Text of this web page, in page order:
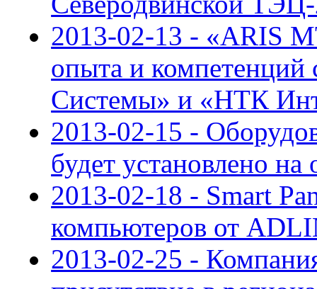
2013-02-13 - «ARIS
опыта и компетенций
Системы» и «НТК
2013-02-15 -
будет установлено
2013-02-18 - Smart
компьютеров от
2013-02-25 -